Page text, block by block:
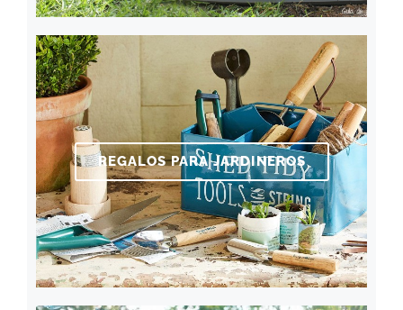
REGALOS PARA JARDINEROS